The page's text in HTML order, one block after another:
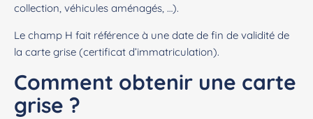
collection, véhicules aménagés, …).
Le champ H fait référence à une date de fin de validité de
la carte grise (certificat d’immatriculation).
Comment obtenir une carte
grise ?